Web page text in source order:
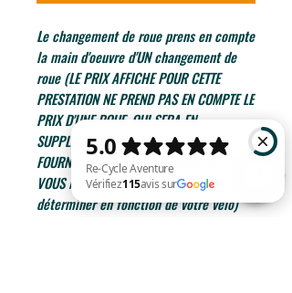
Le changement de roue prens en compte
la main d'oeuvre d'UN changement de
roue(LE PRIX AFFICHE POUR CETTE
PRESTATION NE PREND PAS EN COMPTE LE
PRIX D'UNE ROUE, QUI SERA EN
SUPPLEMENT SI VOUS NE LA
FOURNChangement roue (MO)ISSEZ PAS
VOUS MÊME, le prix des pièces reste à
déterminer en fonction de votre vélo)